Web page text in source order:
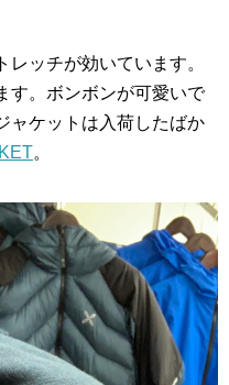
ッチが効いています。
す。ボンボンが可愛いで
ャケットは入荷したばか
。